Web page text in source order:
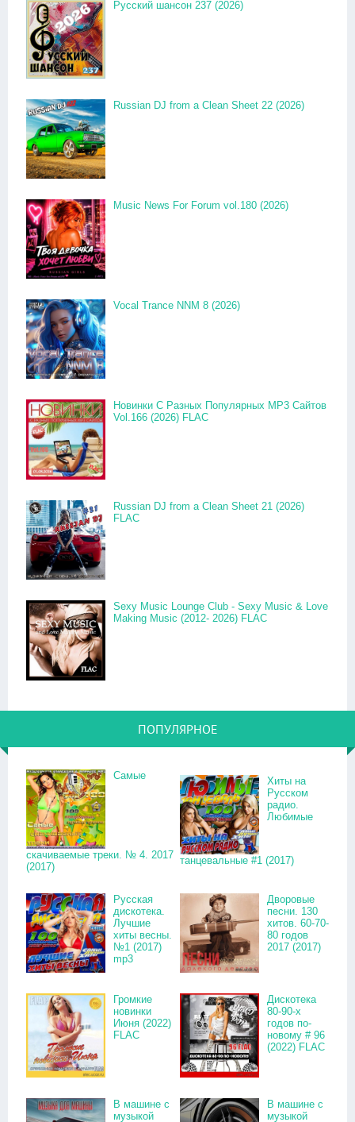
Русский шансон 237 (2026)
Russian DJ from a Clean Sheet 22 (2026)
Music News For Forum vol.180 (2026)
Vocal Trance NNM 8 (2026)
Новинки С Разных Популярных MP3 Сайтов
Vol.166 (2026) FLAC
Russian DJ from a Clean Sheet 21 (2026)
FLAC
Sexy Music Lounge Club - Sexy Music & Love
Making Music (2012- 2026) FLAC
ПОПУЛЯРНОЕ
Самые
скачиваемые треки. № 4. 2017
(2017)
Хиты на
Русском
радио.
Любимые
танцевальные #1 (2017)
Русская
дискотека.
Лучшие
хиты весны.
№1 (2017)
mp3
Дворовые
песни. 130
хитов. 60-70-
80 годов
2017 (2017)
Громкие
новинки
Июня (2022)
FLAC
Дискотека
80-90-х
годов по-
новому # 96
(2022) FLAC
В машине с
музыкой
В машине с
музыкой